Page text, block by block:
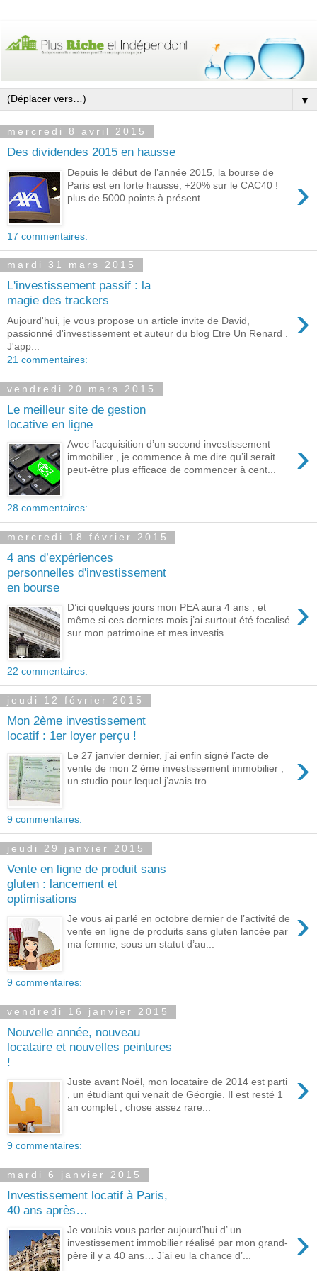
▼
mercredi 8 avril 2015
Des dividendes 2015 en hausse
›
Depuis le début de l’année 2015, la bourse de
Paris est en forte hausse, +20% sur le CAC40 !
plus de 5000 points à présent. ...
17 commentaires:
mardi 31 mars 2015
L'investissement passif : la
magie des trackers
›
Aujourd'hui, je vous propose un article invite de David,
passionné d'investissement et auteur du blog Etre Un Renard .
J'app...
21 commentaires:
vendredi 20 mars 2015
Le meilleur site de gestion
locative en ligne
›
Avec l’acquisition d’un second investissement
immobilier , je commence à me dire qu’il serait
peut-être plus efficace de commencer à cent...
28 commentaires:
mercredi 18 février 2015
4 ans d’expériences
personnelles d'investissement
en bourse
›
D’ici quelques jours mon PEA aura 4 ans , et
même si ces derniers mois j’ai surtout été focalisé
sur mon patrimoine et mes investis...
22 commentaires:
jeudi 12 février 2015
Mon 2ème investissement
locatif : 1er loyer perçu !
›
Le 27 janvier dernier, j’ai enfin signé l’acte de
vente de mon 2 ème investissement immobilier ,
un studio pour lequel j’avais tro...
9 commentaires:
jeudi 29 janvier 2015
Vente en ligne de produit sans
gluten : lancement et
optimisations
›
Je vous ai parlé en octobre dernier de l’activité de
vente en ligne de produits sans gluten lancée par
ma femme, sous un statut d’au...
9 commentaires:
vendredi 16 janvier 2015
Nouvelle année, nouveau
locataire et nouvelles peintures
!
›
Juste avant Noël, mon locataire de 2014 est parti
, un étudiant qui venait de Géorgie. Il est resté 1
an complet , chose assez rare...
9 commentaires:
mardi 6 janvier 2015
Investissement locatif à Paris,
40 ans après…
›
Je voulais vous parler aujourd’hui d’ un
investissement immobilier réalisé par mon grand-
père il y a 40 ans… J’ai eu la chance d’...